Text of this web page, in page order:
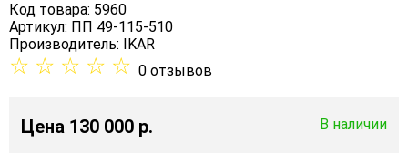
Код товара: 5960
Артикул: ПП 49-115-510
Производитель: IKAR
☆ ☆ ☆ ☆ ☆ 0 отзывов
Цена 130 000 p. В наличии